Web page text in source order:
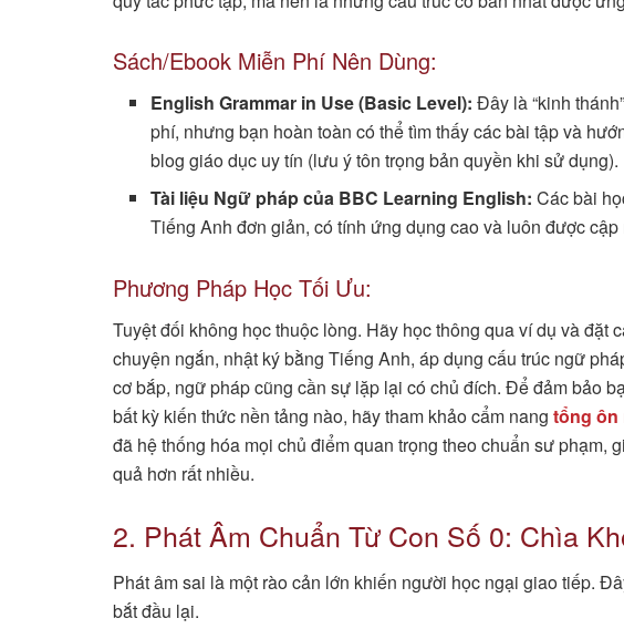
Sách/Ebook Miễn Phí Nên Dùng:
English Grammar in Use (Basic Level): Đây là “kinh
phí, nhưng bạn hoàn toàn có thể tìm thấy các bài tập và
blog giáo dục uy tín (lưu ý tôn trọng bản quyền khi sử dụng).
Tài liệu Ngữ pháp của BBC Learning English: Các bài
Tiếng Anh đơn giản, có tính ứng dụng cao và luôn được cập
Phương Pháp Học Tối Ưu:
Tuyệt đối không học thuộc lòng. Hãy học thông qua ví dụ và đặt
chuyện ngắn, nhật ký bằng Tiếng Anh, áp dụng cấu trúc ngữ
cơ bắp, ngữ pháp cũng cần sự lặp lại có chủ đích. Để đảm bảo
bất kỳ kiến thức nền tảng nào, hãy tham khảo cẩm nang tổng ôn
đã hệ thống hóa mọi chủ điểm quan trọng theo chuẩn sư phạm,
quả hơn rất nhiều.
2. Phát Âm Chuẩn Từ Con Số 0: Chìa
Phát âm sai là một rào cản lớn khiến người học ngại giao tiếp.
bắt đầu lại.